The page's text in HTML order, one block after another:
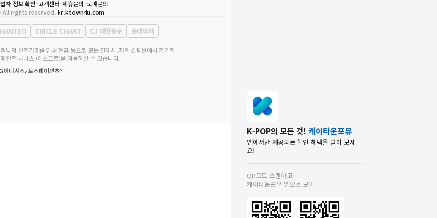
자
송효민
자등록번호
120-87-71116
판매업 신고번호 제2011-서울강남-02223
전화
02-552-9855
자 정보 확인 고객센터 제휴문의 도매문의
rights reserved. kr.ktown4u.com
HANTEO CIRCLE CHART CJ 대한통운 롯데택배
님의 안전거래를 위해 현금 등으로 모든 결제시, 저희 쇼핑몰에서 가입한
안전 서비스 (에스크로)를 이용하실 수 있습니다.
이니시스 토스페이먼츠
K-POP의 모든 것! 케이타운포유
앱에서만 제공되는 할인 혜택을 받아 보세
요!
QR코드 스캔하고
케이타운포유 앱으로 보기